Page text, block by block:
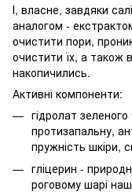
І, власне, завдяки
аналогом -
очистити пори,
очистити їх, а також
накопичились.
Активні компоненти:
гідролат
протизапальну,
пружність шкіри,
гліцерин -
роговому шарі